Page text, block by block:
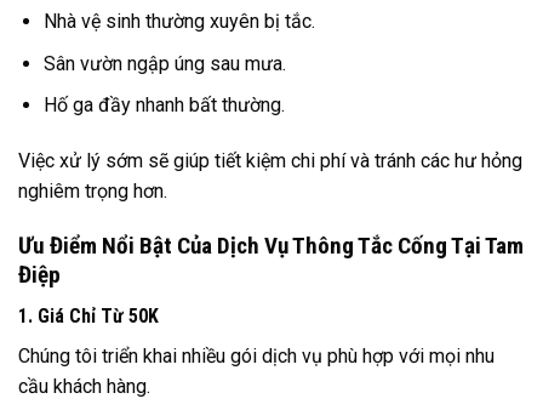
Nhà vệ sinh thường xuyên bị tắc.
Sân vườn ngập úng sau mưa.
Hố ga đầy nhanh bất thường.
Việc xử lý sớm sẽ giúp tiết kiệm chi phí và tránh các hư hỏng
nghiêm trọng hơn.
Ưu Điểm Nổi Bật Của Dịch Vụ Thông Tắc Cống Tại Tam
Điệp
1. Giá Chỉ Từ 50K
Chúng tôi triển khai nhiều gói dịch vụ phù hợp với mọi nhu
cầu khách hàng.